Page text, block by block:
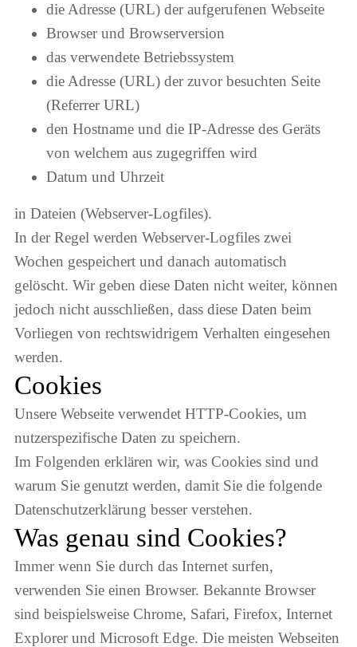
die Adresse (URL) der aufgerufenen Webseite
Browser und Browserversion
das verwendete Betriebssystem
die Adresse (URL) der zuvor besuchten Seite
(Referrer URL)
den Hostname und die IP-Adresse des Geräts
von welchem aus zugegriffen wird
Datum und Uhrzeit
in Dateien (Webserver-Logfiles).
In der Regel werden Webserver-Logfiles zwei
Wochen gespeichert und danach automatisch
gelöscht. Wir geben diese Daten nicht weiter, können
jedoch nicht ausschließen, dass diese Daten beim
Vorliegen von rechtswidrigem Verhalten eingesehen
werden.
Cookies
Unsere Webseite verwendet HTTP-Cookies, um
nutzerspezifische Daten zu speichern.
Im Folgenden erklären wir, was Cookies sind und
warum Sie genutzt werden, damit Sie die folgende
Datenschutzerklärung besser verstehen.
Was genau sind Cookies?
Immer wenn Sie durch das Internet surfen,
verwenden Sie einen Browser. Bekannte Browser
sind beispielsweise Chrome, Safari, Firefox, Internet
Explorer und Microsoft Edge. Die meisten Webseiten